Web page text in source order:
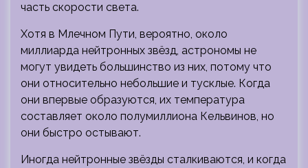
часть скорости света.
Хотя в Млечном Пути, вероятно, около
миллиарда нейтронных звёзд, астрономы не
могут увидеть большинство из них, потому что
они относительно небольшие и тусклые. Когда
они впервые образуются, их температура
составляет около полумиллиона Кельвинов, но
они быстро остывают.
Иногда нейтронные звёзды сталкиваются, и когда